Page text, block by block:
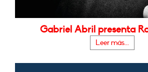
Gabriel Abril presenta
Leer más...